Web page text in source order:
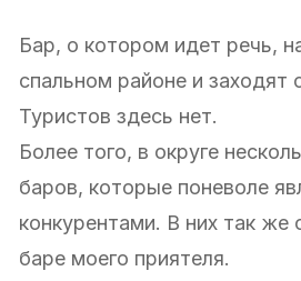
Бар, о котором идет речь,
спальном районе и заходят
Туристов здесь нет.
Более того, в округе
баров, которые поневоле
конкурентами. В них так же
баре моего приятеля.